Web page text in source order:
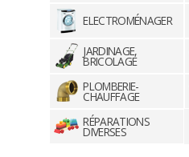
ELECTROMÉNAGER
JARDINAGE,
BRICOLAGE
PLOMBERIE-
CHAUFFAGE
RÉPARATIONS
DIVERSES